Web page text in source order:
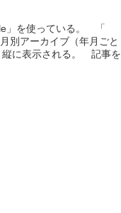
」を使っている。 「
別アーカイブ（年月ごと
縦に表示される。 記事を